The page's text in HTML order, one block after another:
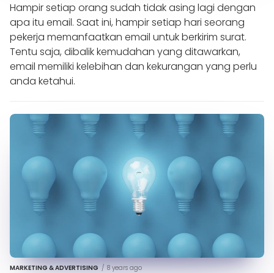
Hampir setiap orang sudah tidak asing lagi dengan
apa itu email. Saat ini, hampir setiap hari seorang
pekerja memanfaatkan email untuk berkirim surat.
Tentu saja, dibalik kemudahan yang ditawarkan,
email memiliki kelebihan dan kekurangan yang perlu
anda ketahui.
MARKETING & ADVERTISING / 8 years ago